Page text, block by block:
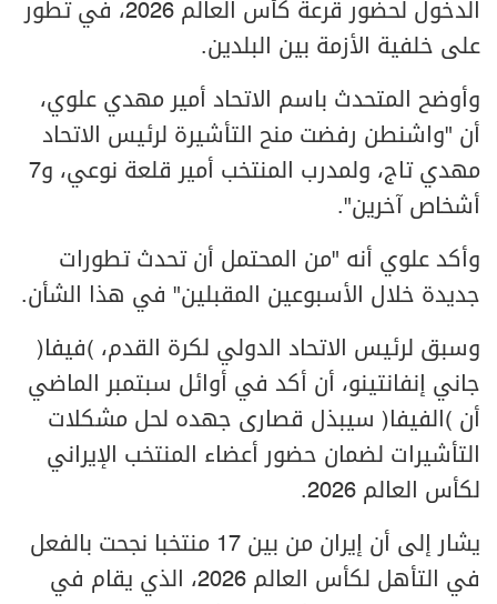
الدخول لحضور قرعة كأس العالم 2026، في تطور
على خلفية الأزمة بين البلدين.
وأوضح المتحدث باسم الاتحاد أمير مهدي علوي،
أن "واشنطن رفضت منح التأشيرة لرئيس الاتحاد
مهدي تاج، ولمدرب المنتخب أمير قلعة نوعي، و7
أشخاص آخرين".
وأكد علوي أنه "من المحتمل أن تحدث تطورات
جديدة خلال الأسبوعين المقبلين" في هذا الشأن.
وسبق لرئيس الاتحاد الدولي لكرة القدم، (فيفا)
جاني إنفانتينو، أن أكد في أوائل سبتمبر الماضي
أن (الفيفا) سيبذل قصارى جهده لحل مشكلات
التأشيرات لضمان حضور أعضاء المنتخب الإيراني
لكأس العالم 2026.
يشار إلى أن إيران من بين 17 منتخبا نجحت بالفعل
في التأهل لكأس العالم 2026، الذي يقام في